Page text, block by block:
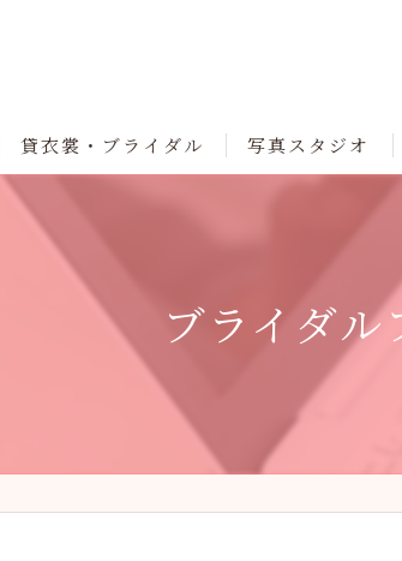
貸衣裳・ブライダル 写真スタジオ
ブライダ